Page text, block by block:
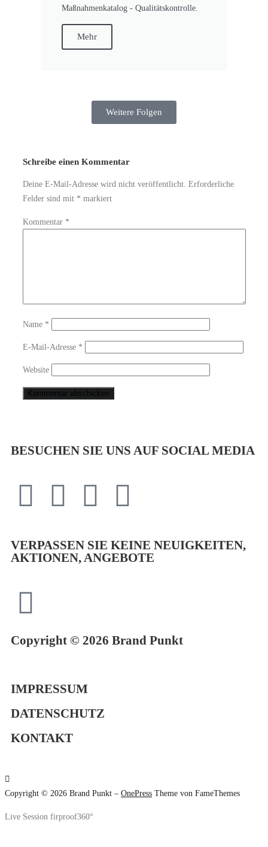
Maßnahmenkatalog - Qualitätskontrolle.
Mehr
Weitere Folgen
Schreibe einen Kommentar
Deine E-Mail-Adresse wird nicht veröffentlicht. Erforderliche
Felder sind mit * markiert
Kommentar *
Name *
E-Mail-Adresse *
Website
BESUCHEN SIE UNS AUF SOCIAL MEDIA
VERPASSEN SIE KEINE NEUIGKEITEN,
AKTIONEN, ANGEBOTE
Copyright © 2026 Brand Punkt
IMPRESSUM
DATENSCHUTZ
KONTAKT
Copyright © 2026 Brand Punkt – OnePress Theme von FameThemes
Live Session firproof360°